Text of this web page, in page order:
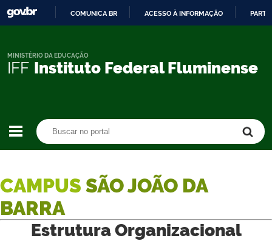
CONTEÚDO
COMUNICA BR ACESSO À INFORMAÇÃO
IFF Instituto Federal Fluminense
MINISTÉRIO DA EDUCAÇÃO
CAMPUS SÃO JOÃO DA
BARRA
Estrutura Organizacional